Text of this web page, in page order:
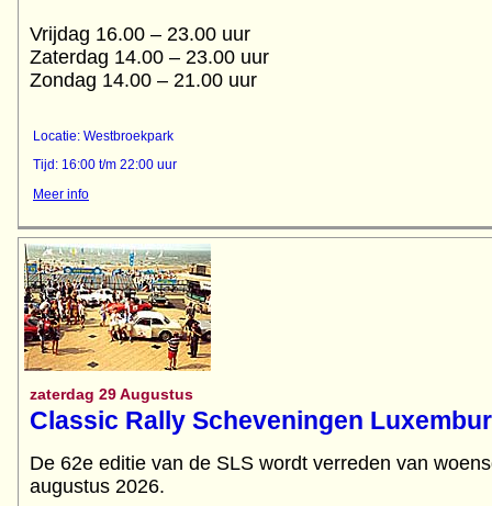
Vrijdag 16.00 – 23.00 uur
Zaterdag 14.00 – 23.00 uur
Zondag 14.00 – 21.00 uur
Locatie: Westbroekpark
Tijd: 16:00 t/m 22:00 uur
Meer info
zaterdag 29 Augustus
Classic Rally Scheveningen
De 62e editie van de SLS wordt verreden van
augustus 2026.